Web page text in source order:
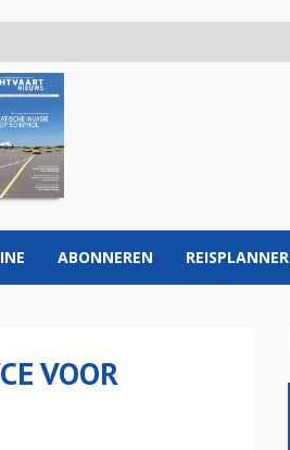
ABONNEREN REISPLANNER
VOOR